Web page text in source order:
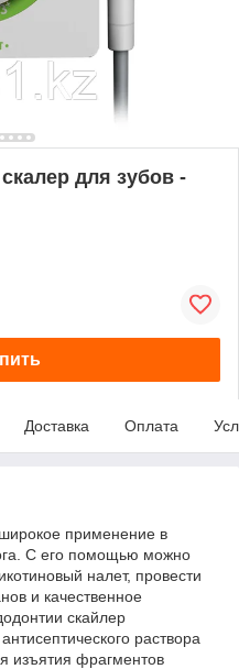
для зубов -
Доставка Оплата
широкое применение в
С его помощью можно
налет, провести
и качественное
скайлер
раствора
изъятия фрагментов